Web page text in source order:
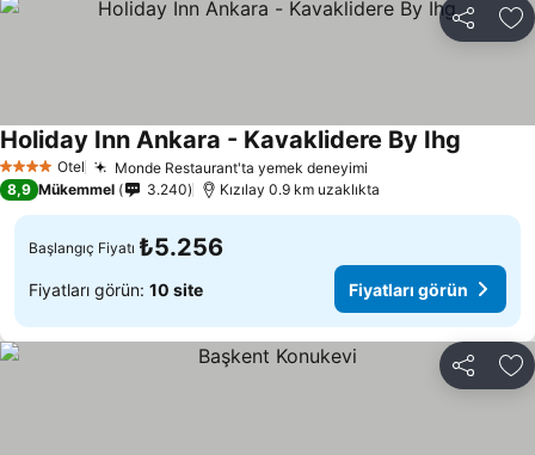
Paylaş
4 Yıldız Otel Monde Restaurant'ta yemek deneyimi
Holiday Inn Ankara - Kavaklidere By Ihg
8,9 Mükemmel 3.240 Kızılay 0.9 km uzaklıkta
Başlangıç Fiyatı ₺5.256
Fiyatları görün: 10 site Fiyatları görün
Paylaş